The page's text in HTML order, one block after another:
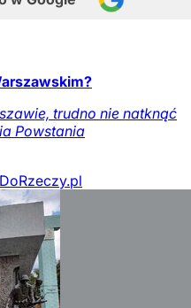
trudno nie natknąć
Powstania